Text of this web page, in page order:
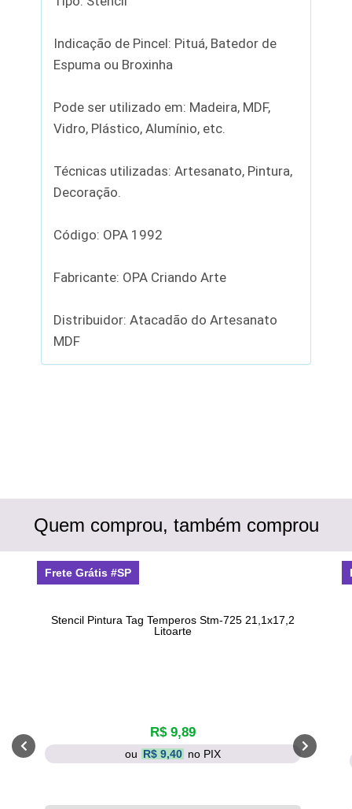
Indicação de Pincel: Pituá, Batedor de
Espuma ou Broxinha
Pode ser utilizado em: Madeira, MDF,
Vidro, Plástico, Alumínio, etc.
Técnicas utilizadas: Artesanato, Pintura,
Decoração.
Código: OPA 1992
Fabricante: OPA Criando Arte
Distribuidor: Atacadão do Artesanato
MDF
Quem comprou, também comprou
Stencil Pintura Tag Temperos Stm-725 21,1x17,2
Litoarte
R$ 9,89
ou R$ 9,40 no PIX
Frete Grátis #SP